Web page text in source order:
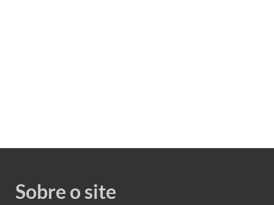
Sobre o site